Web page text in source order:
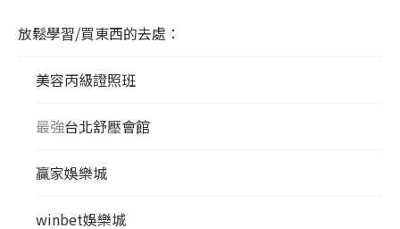
放鬆學習/買東西的去處：
美容丙級證照班
最強台北舒壓會館
贏家娛樂城
winbet娛樂城